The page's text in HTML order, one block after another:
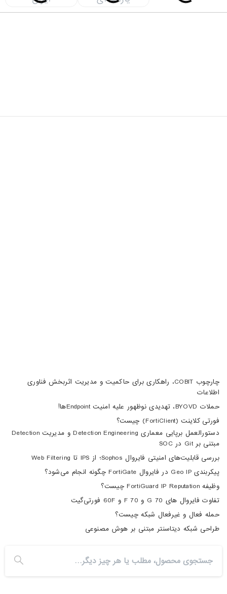
چارچوب COBIT، راهکاری برای حاکمیت و مدیریت اثربخش فناوری
اطلاعات
حملات BYOVD، تهدیدی نوظهور علیه امنیت Endpointها!
فورتی کلاینت (FortiClient) چیست؟
دستورالعمل برپایی معماری Detection Engineering و مدیریت Detection
مبتنی بر Git در SOC
بررسی قابلیت‌های امنیتی فایروال Sophos؛ از IPS تا Web Filtering
پیکربندی Geo IP در فایروال FortiGate چگونه انجام می‌شود؟
وظیفه FortiGuard IP Reputation چیست؟
تفاوت فایروال های 70 G و 70 F و 60F فورتی‌گیت
حمله فعال و غیرفعال شبکه چیست؟
طراحی شبکه دیتاسنتر مبتنی بر هوش مصنوعی